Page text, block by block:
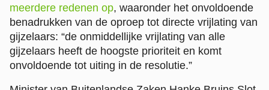
meerdere redenen op, waaronder het onvoldoende
benadrukken van de oproep tot directe vrijlating van
gijzelaars: “de onmiddellijke vrijlating van alle
gijzelaars heeft de hoogste prioriteit en komt
onvoldoende tot uiting in de resolutie.”